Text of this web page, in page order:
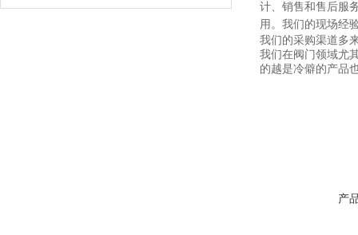
计、销售和售后服
用。我们的现场经
我们的采购渠道多
我们在阀门领域尤
的越是冷僻的产品
产